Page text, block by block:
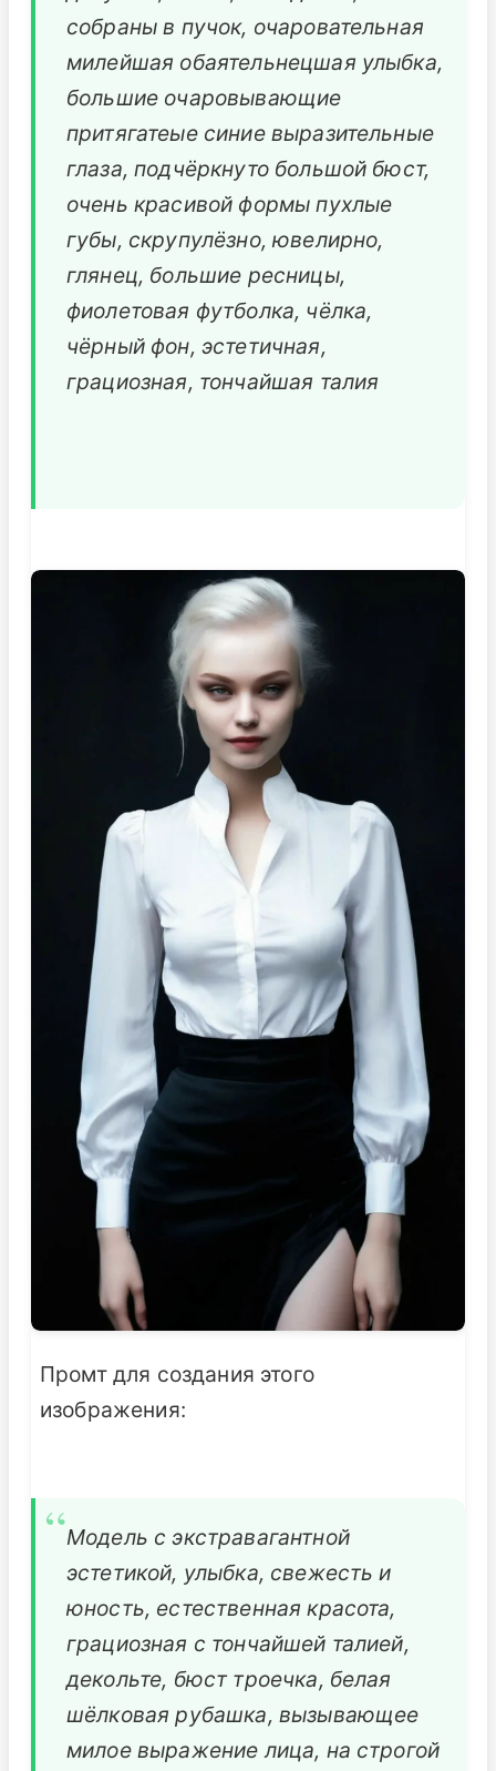
собраны в пучок, очаровательная
милейшая обаятельнецшая улыбка,
большие очаровывающие
притягатеые синие выразительные
глаза, подчёркнуто большой бюст,
очень красивой формы пухлые
губы, скрупулёзно, ювелирно,
глянец, большие ресницы,
фиолетовая футболка, чёлка,
чёрный фон, эстетичная,
грациозная, тончайшая талия
Промт для создания этого
изображения:
Модель с экстравагантной
эстетикой, улыбка, свежесть и
юность, естественная красота,
грациозная с тончайшей талией,
декольте, бюст троечка, белая
шёлковая рубашка, вызывающее
милое выражение лица, на строгой